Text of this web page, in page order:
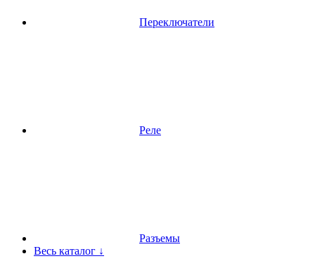
Переключатели
Реле
Разъемы
Весь каталог ↓